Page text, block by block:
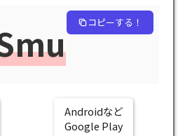
コピーする！
Androidなど
Google Play